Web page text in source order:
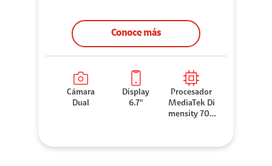
Conoce más
Cámara
Dual
Display
6.7"
Procesador
MediaTek Di
mensity 706